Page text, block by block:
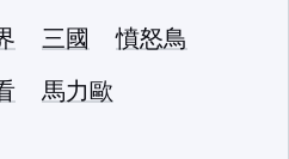
三國
憤怒鳥
馬力歐